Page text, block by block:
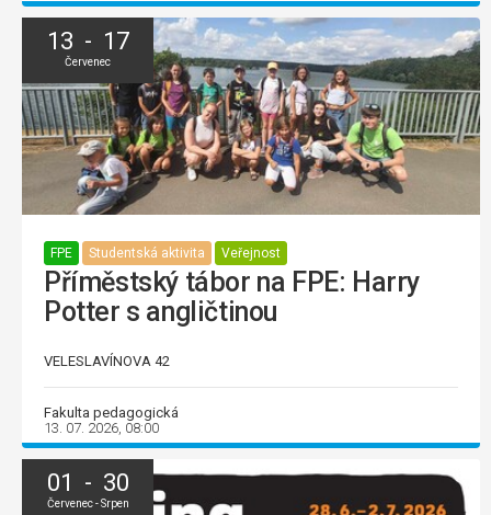
13 - 17
Červenec
FPE Studentská aktivita Veřejnost
Příměstský tábor na FPE: Harry
Potter s angličtinou
VELESLAVÍNOVA 42
Fakulta pedagogická
13. 07. 2026, 08:00
01 - 30
Červenec - Srpen